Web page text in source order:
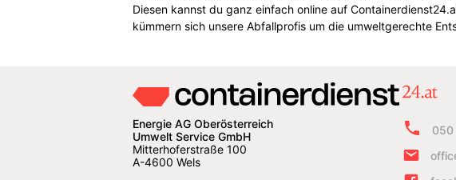
Diesen kannst du ganz einfach online auf
kümmern sich unsere Abfallprofis um die umweltgerechte
Energie AG Oberösterreich
Umwelt Service GmbH
Mitterhoferstraße 100
A-4600 Wels
050